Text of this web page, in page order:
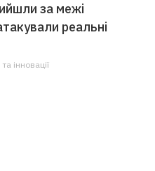
за межі
реальні
інновації